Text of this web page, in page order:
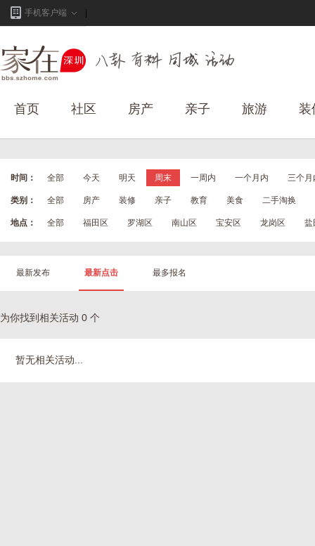
手机客户端
首页 社区 房产 亲子 旅游 装
时间： 全部 今天 明天 周末 一周内 一个月内 三个月
类别： 全部 房产 装修 亲子 教育 美食 二手淘换
地点： 全部 福田区 罗湖区 南山区 宝安区 龙岗区 盐
最新发布 最新点击 最多报名
为你找到相关活动 0 个
暂无相关活动...